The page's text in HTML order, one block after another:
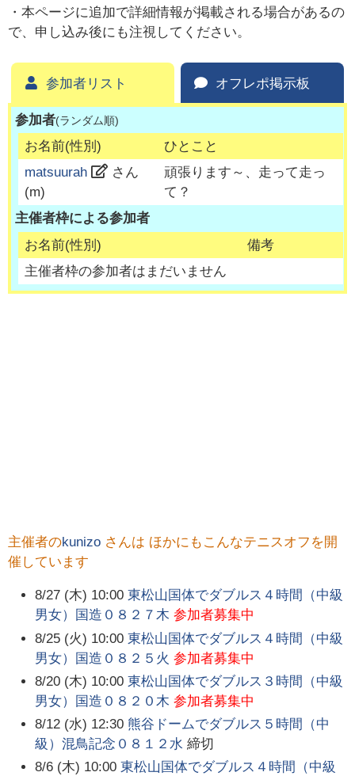
・本ページに追加で詳細情報が掲載される場合があるの
で、申し込み後にも注視してください。
参加者リスト オフレポ掲示板
参加者(ランダム順)
お名前(性別)
ひとこと
matsuurah
さん
(m)
頑張ります～、走って走っ
て？
主催者枠による参加者
お名前(性別)
備考
主催者枠の参加者はまだいません
主催者のkunizo さんは ほかにもこんなテニスオフを開
催しています
8/27 (木) 10:00 東松山国体でダブルス４時間（中級
男女）国造０８２７木 参加者募集中
8/25 (火) 10:00 東松山国体でダブルス４時間（中級
男女）国造０８２５火 参加者募集中
8/20 (木) 10:00 東松山国体でダブルス３時間（中級
男女）国造０８２０木 参加者募集中
8/12 (水) 12:30 熊谷ドームでダブルス５時間（中
級）混鳥記念０８１２水 締切
8/6 (木) 10:00 東松山国体でダブルス４時間（中級